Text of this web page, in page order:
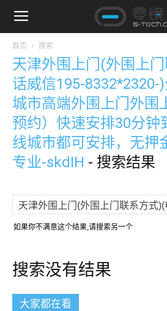
首页 搜索
天津外围上门(外围上
话威信195-8332*2320-)
城市高端外围上门外围
预约）快速安排30分钟
线城市都可安排，无押
专业-skdIH - 搜索结果
如果你不满意这个结果,请搜索另一个
搜索没有结果
大家都在看